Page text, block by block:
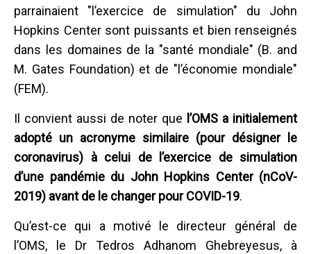
parrainaient "l’exercice de simulation" du John
Hopkins Center sont puissants et bien renseignés
dans les domaines de la "santé mondiale" (B. and
M. Gates Foundation) et de "l’économie mondiale"
(FEM).
Il convient aussi de noter que l’OMS a initialement
adopté un acronyme similaire (pour désigner le
coronavirus) à celui de l’exercice de simulation
d’une pandémie du John Hopkins Center (nCoV-
2019) avant de le changer pour COVID-19.
Qu’est-ce qui a motivé le directeur général de
l’OMS, le Dr Tedros Adhanom Ghebreyesus, à